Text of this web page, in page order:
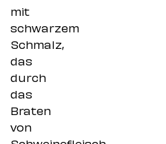
mit
schwarzem
Schmalz,
das
durch
das
Braten
von